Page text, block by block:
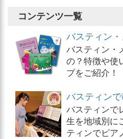
コンテンツ一覧
バスティン
バスティン・
の？特徴や使
プをご紹介！
バスティン
バスティンで
生を地域別に
ティンでピア